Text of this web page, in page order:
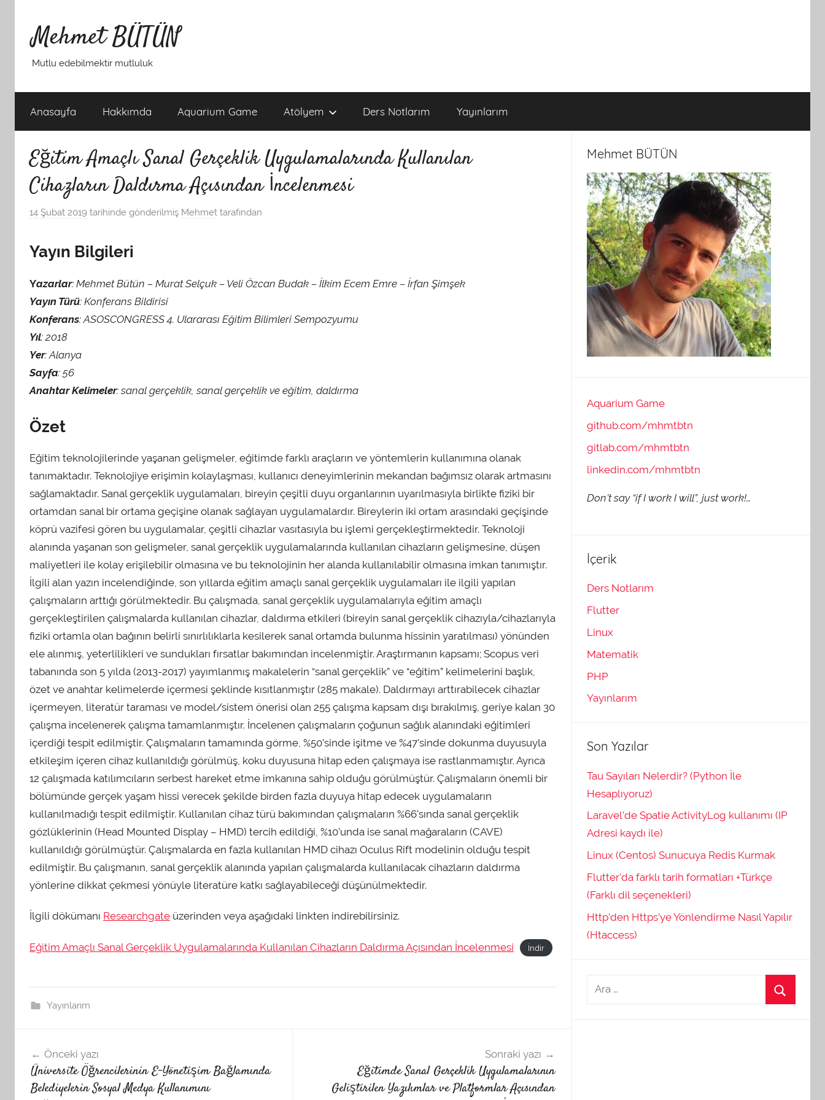
Mehmet BÜTÜN
Mutlu edebilmektir mutluluk
Anasayfa Hakkımda Aquarium Game Atölyem Ders Notlarım Yayınlarım
Eğitim Amaçlı Sanal Gerçeklik Uygulamalarında Kullanılan
Cihazların Daldırma Açısından İncelenmesi
14 Şubat 2019 tarihinde gönderilmiş Mehmet tarafından
Yayın Bilgileri
Yazarlar: Mehmet Bütün – Murat Selçuk – Veli Özcan Budak – İlkim Ecem Emre – İrfan Şimşek
Yayın Türü: Konferans Bildirisi
Konferans: ASOSCONGRESS 4. Ulararası Eğitim Bilimleri Sempozyumu
Yıl: 2018
Yer: Alanya
Sayfa: 56
Anahtar Kelimeler: sanal gerçeklik, sanal gerçeklik ve eğitim, daldırma
Özet
Eğitim teknolojilerinde yaşanan gelişmeler, eğitimde farklı araçların ve yöntemlerin kullanımına olanak
tanımaktadır. Teknolojiye erişimin kolaylaşması, kullanıcı deneyimlerinin mekandan bağımsız olarak artmasını
sağlamaktadır. Sanal gerçeklik uygulamaları, bireyin çeşitli duyu organlarının uyarılmasıyla birlikte fiziki bir
ortamdan sanal bir ortama geçişine olanak sağlayan uygulamalardır. Bireylerin iki ortam arasındaki geçişinde
köprü vazifesi gören bu uygulamalar, çeşitli cihazlar vasıtasıyla bu işlemi gerçekleştirmektedir. Teknoloji
alanında yaşanan son gelişmeler, sanal gerçeklik uygulamalarında kullanılan cihazların gelişmesine, düşen
maliyetleri ile kolay erişilebilir olmasına ve bu teknolojinin her alanda kullanılabilir olmasına imkan tanımıştır.
İlgili alan yazın incelendiğinde, son yıllarda eğitim amaçlı sanal gerçeklik uygulamaları ile ilgili yapılan
çalışmaların arttığı görülmektedir. Bu çalışmada, sanal gerçeklik uygulamalarıyla eğitim amaçlı
gerçekleştirilen çalışmalarda kullanılan cihazlar, daldırma etkileri (bireyin sanal gerçeklik cihazıyla/cihazlarıyla
fiziki ortamla olan bağının belirli sınırlılıklarla kesilerek sanal ortamda bulunma hissinin yaratılması) yönünden
ele alınmış, yeterlilikleri ve sundukları fırsatlar bakımından incelenmiştir. Araştırmanın kapsamı; Scopus veri
tabanında son 5 yılda (2013-2017) yayımlanmış makalelerin “sanal gerçeklik” ve “eğitim” kelimelerini başlık,
özet ve anahtar kelimelerde içermesi şeklinde kısıtlanmıştır (285 makale). Daldırmayı arttırabilecek cihazlar
içermeyen, literatür taraması ve model/sistem önerisi olan 255 çalışma kapsam dışı bırakılmış, geriye kalan 30
çalışma incelenerek çalışma tamamlanmıştır. İncelenen çalışmaların çoğunun sağlık alanındaki eğitimleri
içerdiği tespit edilmiştir. Çalışmaların tamamında görme, %50’sinde işitme ve %47’sinde dokunma duyusuyla
etkileşim içeren cihaz kullanıldığı görülmüş, koku duyusuna hitap eden çalışmaya ise rastlanmamıştır. Ayrıca
12 çalışmada katılımcıların serbest hareket etme imkanına sahip olduğu görülmüştür. Çalışmaların önemli bir
bölümünde gerçek yaşam hissi verecek şekilde birden fazla duyuya hitap edecek uygulamaların
kullanılmadığı tespit edilmiştir. Kullanılan cihaz türü bakımından çalışmaların %66’sında sanal gerçeklik
gözlüklerinin (Head Mounted Display – HMD) tercih edildiği, %10’unda ise sanal mağaraların (CAVE)
kullanıldığı görülmüştür. Çalışmalarda en fazla kullanılan HMD cihazı Oculus Rift modelinin olduğu tespit
edilmiştir. Bu çalışmanın, sanal gerçeklik alanında yapılan çalışmalarda kullanılacak cihazların daldırma
yönlerine dikkat çekmesi yönüyle literatüre katkı sağlayabileceği düşünülmektedir.
İlgili dökümanı Researchgate üzerinden veya aşağıdaki linkten indirebilirsiniz.
Eğitim Amaçlı Sanal Gerçeklik Uygulamalarında Kullanılan Cihazların Daldırma Açısından İncelenmesi İndir
Yayınlarım
Yazı
dolaşımı
Önceki yazı
Üniversite Öğrencilerinin E-Yönetişim Bağlamında
Belediyelerin Sosyal Medya Kullanımını
Sonraki yazı
Eğitimde Sanal Gerçeklik Uygulamalarının
Geliştirilen Yazılımlar ve Platformlar Açısından
Mehmet BÜTÜN
Aquarium Game
github.com/mhmtbtn
gitlab.com/mhmtbtn
linkedin.com/mhmtbtn
Don’t say “if I work I will”, just work!…
İçerik
Ders Notlarım
Flutter
Linux
Matematik
PHP
Yayınlarım
Son Yazılar
Tau Sayıları Nelerdir? (Python İle
Hesaplıyoruz)
Laravel’de Spatie ActivityLog kullanımı (IP
Adresi kaydı ile)
Linux (Centos) Sunucuya Redis Kurmak
Flutter’da farklı tarih formatları +Türkçe
(Farklı dil seçenekleri)
Http’den Https’ye Yönlendirme Nasıl Yapılır
(Htaccess)